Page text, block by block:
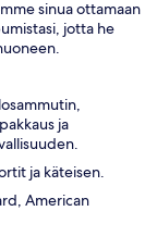
sinua ottamaan
jotta he
ja
ja käteisen.
American